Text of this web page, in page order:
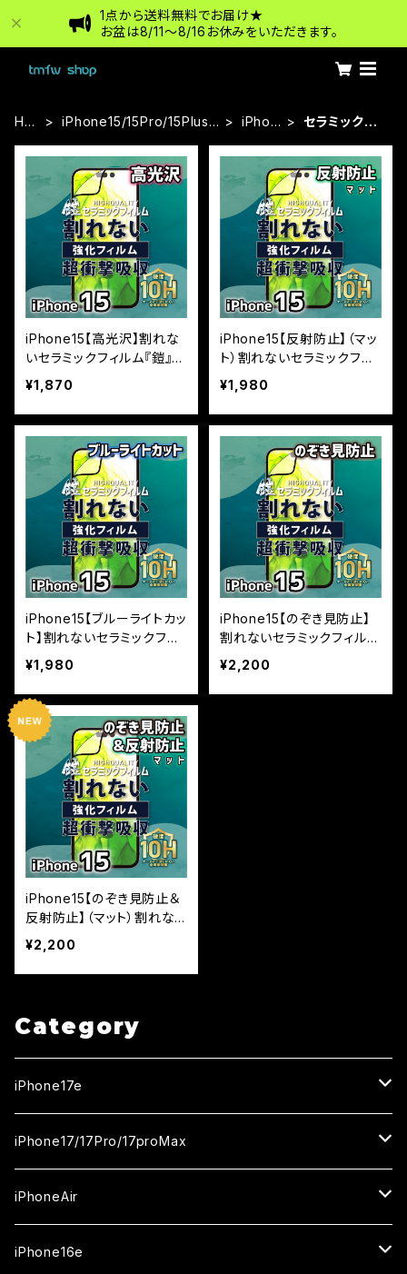
1点から送料無料でお届け★
お盆は8/11〜8/16お休みをいただきます。
HO
iPhone15/15Pro/15Plus/1
iPhon
セラミックフ
iPhone15【高光沢】割れな
いセラミックフィルム『鎧』全
面フルカバー
¥1,870
iPhone15【反射防止】（マッ
ト）割れないセラミックフィ
ルム『鎧』全面フルカバー
¥1,980
iPhone15【ブルーライトカッ
ト】割れないセラミックフィ
ルム『鎧』全面フルカバー
¥1,980
iPhone15【のぞき見防止】
割れないセラミックフィルム
『鎧』全面フルカバー
¥2,200
iPhone15【のぞき見防止＆
反射防止】（マット）割れな
いセラミックフィルム『鎧』全
面フルカバー
¥2,200
Category
iPhone17e
ガラスフィルム
セラミックフィルム
カメラ用フィルム
iPhone17/17Pro/17proMax
iPhone17
ガラスフィルム
iPhone17Pro
iPhoneAir
ガラスフィルム
iPhone16e